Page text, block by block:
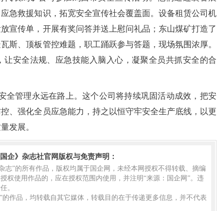
急救援知识，拓宽安全宣传社会覆盖面。设备租赁公司机
宣传单，开展有奖问答并送上慰问礼品；东山煤矿打造了
斯、顶板管控难题，职工踊跃参与答题，现场氛围浓厚。
安全法规、应急技能入脑入心，凝聚全员共抓安全的合
全管理永远在路上。这个公司将持续巩固活动成效，把安
、强化全员应急能力，持之以恒守牢安全生产底线，以更
发展。
企》杂志社官网版权与免责声明：
”的所有作品，版权均属于国企网，未经本网授权不得转载、摘编
权使用作品的，应在授权范围内使用，并注明“来源：国企网”。违
。
作品，均转载自其它媒体，转载目的在于传递更多信息，并不代表